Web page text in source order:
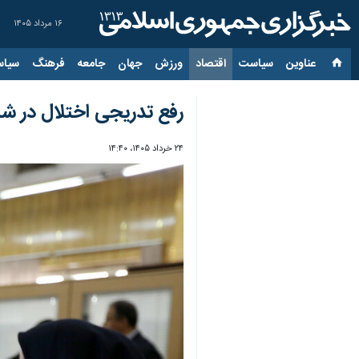
۱۶ مرداد ۱۴۰۵
عناوین‌ سیاست اقتصاد ورزش جهان جامعه فرهنگ
رفع تدریجی اختلال در
۲۴ خرداد ۱۴۰۵، ۱۴:۴۰